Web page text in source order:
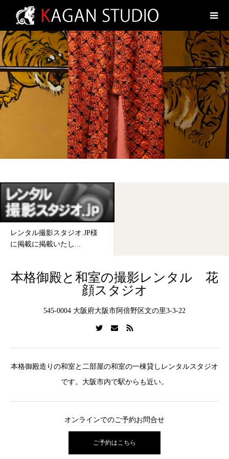
レンタル撮影スタジオ.JP様
に掲載に掲載いたし...
本格御殿と和室の撮影レンタル 花
顔スタジオ
545-0004 大阪府大阪市阿倍野区文の里3-3-22
本格御殿造りの和室と二部屋の和室の一棟貸しレンタルスタジオ
です。大阪市内で駅からも近い。
オンラインでのご予約お問合せ
ご予約はこちら